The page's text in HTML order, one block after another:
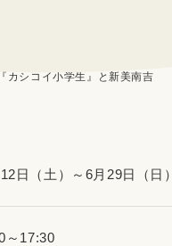
シコイ小学生』と新美南吉
日（土）～6月29日（日）
～17:30